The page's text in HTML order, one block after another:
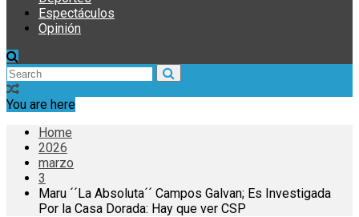
Espectáculos
Opinión
You are here
Home
2026
marzo
3
Maru ´´La Absoluta´´ Campos Galvan; Es Investigada
Por la Casa Dorada: Hay que ver CSP